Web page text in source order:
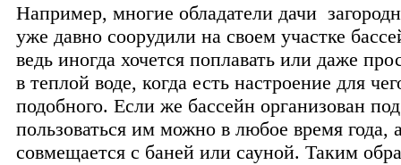
Например, многие обладатели дачи
уже давно соорудили на своем участке
ведь иногда хочется поплавать или даже
в теплой воде, когда есть настроение для
подобного. Если же бассейн организован
пользоваться им можно в любое время года,
совмещается с баней или сауной. Таким